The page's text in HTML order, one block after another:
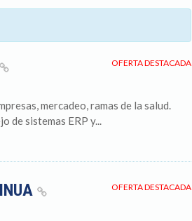
OFERTA DESTACADA
mercadeo, ramas de la salud.
de sistemas ERP y...
OFERTA DESTACADA